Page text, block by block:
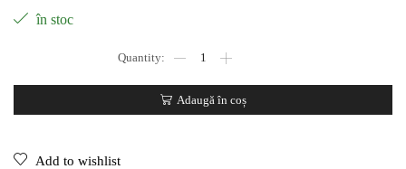
în stoc
Adaugă în coș
Add to wishlist